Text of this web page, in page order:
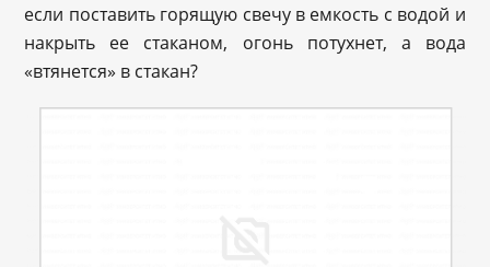
если поставить горящую свечу в емкость с водой и
накрыть ее стаканом, огонь потухнет, а вода
«втянется» в стакан?